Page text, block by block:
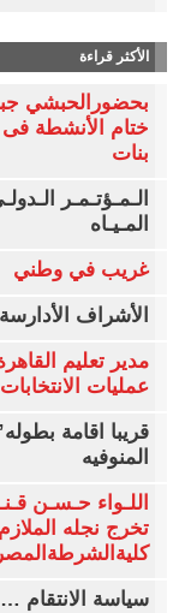
الأكثر قراءة
بحضورالحبشي
ختام الأنشطة فى
بنات
الـمـؤتـمـر
المـيـاه
غريب في وطني
الأشراف
مدير تعليم
عمليات الانتخابات
قريبا اقامة
المنوفيه
اللـواء حـسـن
تخرج نجله
سياسة الانتقام